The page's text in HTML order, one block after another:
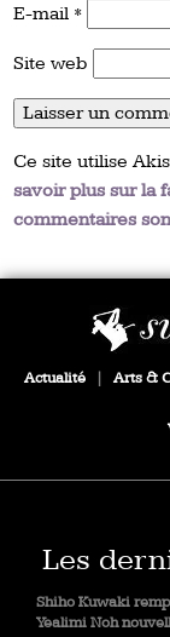
E-mail *
Site web
Ce site utilise
savoir plus sur la
commentaires
Actualité Arts &
Les
Shiho Kuwaki
Yealimi Noh